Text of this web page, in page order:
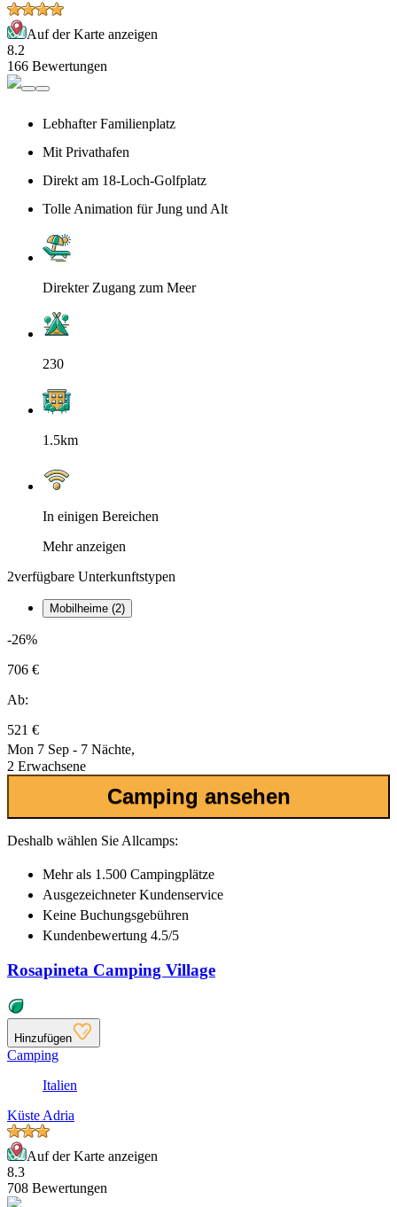
Auf der Karte anzeigen
8.2
166 Bewertungen
Lebhafter Familienplatz
Mit Privathafen
Direkt am 18-Loch-Golfplatz
Tolle Animation für Jung und Alt
Direkter Zugang zum Meer
230
1.5km
In einigen Bereichen
Mehr anzeigen
2verfügbare Unterkunftstypen
Mobilheime (2)
-26%
706 €
Ab:
521 €
Mon 7 Sep - 7 Nächte,
2 Erwachsene
Camping ansehen
Deshalb wählen Sie Allcamps:
Mehr als 1.500 Campingplätze
AusgezeichneterKundenservice
Keine Buchungsgebühren
Kundenbewertung 4.5/5
Rosapineta Camping Village
Hinzufügen
Camping
Italien
Küste Adria
Auf der Karte anzeigen
8.3
708 Bewertungen